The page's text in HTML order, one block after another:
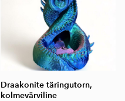
Draakonite täringutorn,
kolmevärviline